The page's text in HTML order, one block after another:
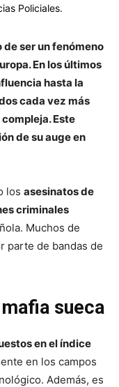
Policiales.
ser un fenómeno
En los últimos
hasta la
cada vez más
Este
de su auge en
los asesinatos de
criminales
Muchos de
parte de bandas de
sueca
en el índice
en los campos
Además, es